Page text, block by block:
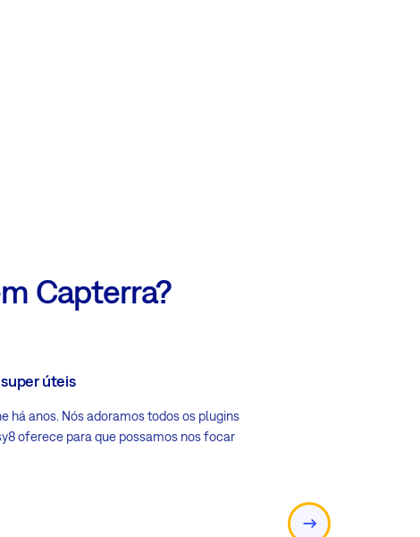
Capterra?
úteis
há anos. Nós adoramos todos os plugins
oferece para que possamos nos focar
IT Department
Monaco Paradigm